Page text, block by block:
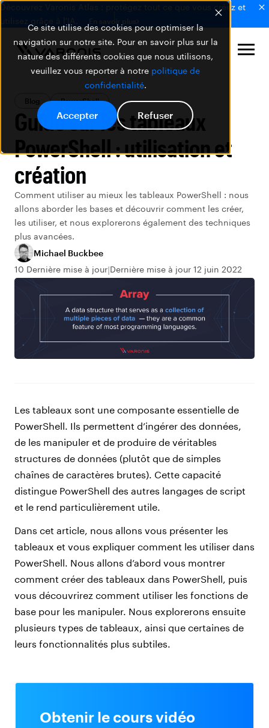
Ce site utilise des cookies pour optimiser la
navigation sur notre site. Pour en savoir plus sur la
nature des différents cookies que nous utilisons,
veuillez vous reporter à notre politique de
confidentialité.
Accepter Refuser
Découvrez Varonis Atlas : protégez tout ce que vous créez et
utilisez grâce à l'IA.
En savoir plus
Blog PowerShell
Guide sur les tableaux
PowerShell : utilisation et
création
Comment utiliser au mieux les tableaux PowerShell : nous
allons aborder les bases et découvrir comment les créer,
les utiliser, et nous explorerons également des techniques
plus avancées.
Michael Buckbee
10 Dernière mise à jour Dernière mise à jour 12 juin 2022
Les tableaux sont une composante essentielle de
PowerShell. Ils permettent d’ingérer des données,
de les manipuler et de produire de véritables
structures de données (plutôt que de simples
chaînes de caractères brutes). Cette capacité
distingue PowerShell des autres langages de script
et le rend particulièrement utile.
Dans cet article, nous allons vous présenter les
tableaux et vous expliquer comment les utiliser dans
PowerShell. Nous allons d’abord vous montrer
comment créer des tableaux dans PowerShell, puis
vous découvrirez comment utiliser les fonctions de
base pour les manipuler. Nous explorerons ensuite
plusieurs types de tableaux, ainsi que certaines de
leurs fonctionnalités plus subtiles.
Obtenir le cours vidéo